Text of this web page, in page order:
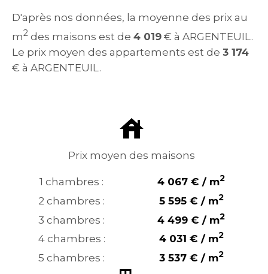
D'après nos données, la moyenne des prix au
m2 des maisons est de 4 019 € à ARGENTEUIL.
Le prix moyen des appartements est de 3 174
€ à ARGENTEUIL.
Prix moyen des maisons
1 chambres : 4 067 € / m2
2 chambres : 5 595 € / m2
3 chambres : 4 499 € / m2
4 chambres : 4 031 € / m2
5 chambres : 3 537 € / m2